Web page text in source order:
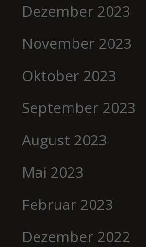
Dezember 2023
November 2023
Oktober 2023
September 2023
August 2023
Mai 2023
Februar 2023
Dezember 2022